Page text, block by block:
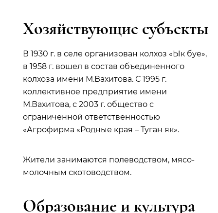
Хозяйствующие субъекты
В 1930 г. в селе организован колхоз «Ык буе»,
в 1958 г. вошел в состав объединенного
колхоза имени М.Вахитова. С 1995 г.
коллективное предприятие имени
М.Вахитова, с 2003 г. общество с
ограниченной ответственностью
«Агрофирма «Родные края – Туган як».
Жители занимаются полеводством, мясо-
молочным скотоводством.
Образование и культура